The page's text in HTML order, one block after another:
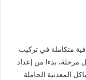
متكاملة في تركيب
مرحلة، بدءا من إعداد
المعدنية الحاملة